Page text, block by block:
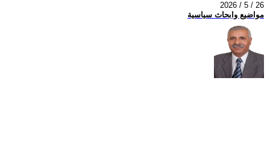
2026 / 5 / 26
مواضيع وابحاث سياسية